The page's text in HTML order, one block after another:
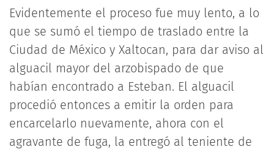
Evidentemente el proceso fue muy lento, a lo
que se sumó el tiempo de traslado entre la
Ciudad de México y Xaltocan, para dar aviso al
alguacil mayor del arzobispado de que
habían encontrado a Esteban. El alguacil
procedió entonces a emitir la orden para
encarcelarlo nuevamente, ahora con el
agravante de fuga, la entregó al teniente de